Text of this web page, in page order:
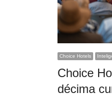
Choice Hotels
Choice
décima